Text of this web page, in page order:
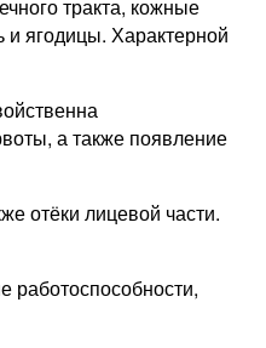
тракта, кожные
и ягодицы. Характерной
а также появление
отёки лицевой части.
работоспособности,